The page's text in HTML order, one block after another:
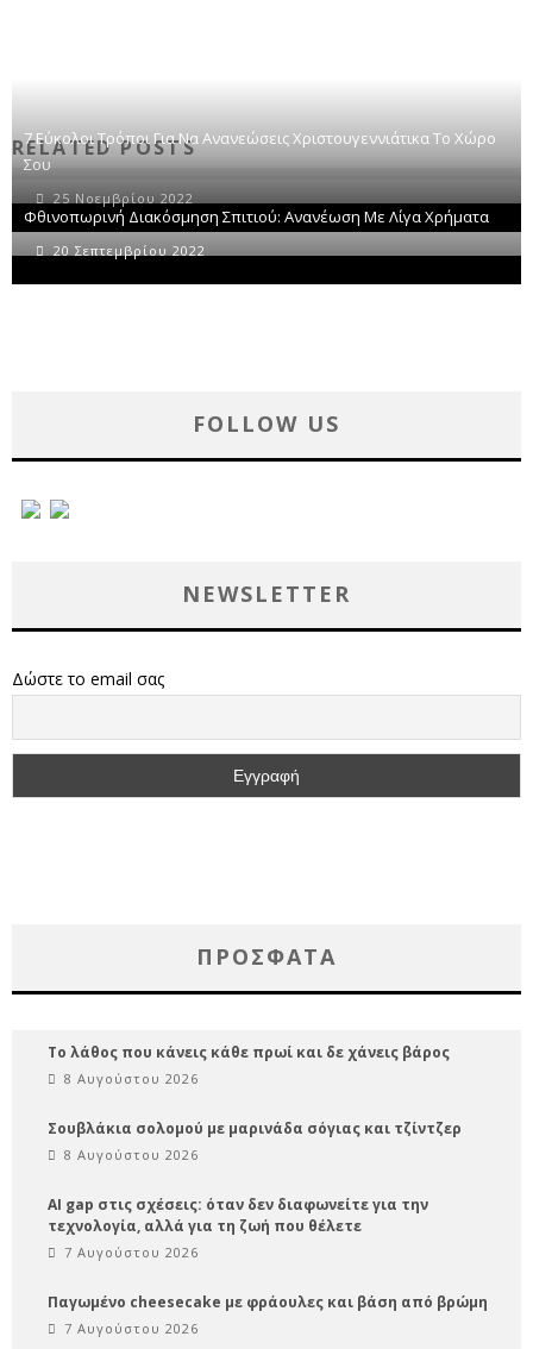
RELATED POSTS
7 Εύκολοι Τρόποι Για Να Ανανεώσεις Χριστουγεννιάτικα Το Χώρο
Σου
25 Νοεμβρίου 2022
Φθινοπωρινή Διακόσμηση Σπιτιού: Ανανέωση Με Λίγα Χρήματα
20 Σεπτεμβρίου 2022
FOLLOW US
NEWSLETTER
Δώστε το email σας
ΠΡΌΣΦΑΤΑ
Το λάθος που κάνεις κάθε πρωί και δε χάνεις βάρος
8 Αυγούστου 2026
Σουβλάκια σολομού με μαρινάδα σόγιας και τζίντζερ
8 Αυγούστου 2026
AI gap στις σχέσεις: όταν δεν διαφωνείτε για την
τεχνολογία, αλλά για τη ζωή που θέλετε
7 Αυγούστου 2026
Παγωμένο cheesecake με φράουλες και βάση από βρώμη
7 Αυγούστου 2026